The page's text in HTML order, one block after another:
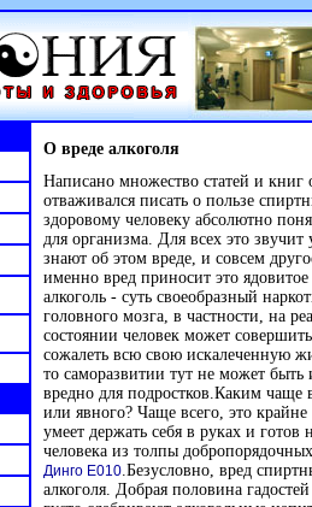
О вреде алкоголя
Написано множество статей и книг
отваживался писать о пользе
здоровому человеку абсолютно
для организма. Для всех это
знают об этом вреде, и совсем
именно вред приносит это
алкоголь - суть своеобразный
головного мозга, в частности, на
состоянии человек может
сожалеть всю свою искалеченную
то саморазвитии тут не может
вредно для подростков.Каким чаще
или явного? Чаще всего, это
умеет держать себя в руках и
человека из толпы
Динго Е010.Безусловно, вред
алкоголя. Добрая половина